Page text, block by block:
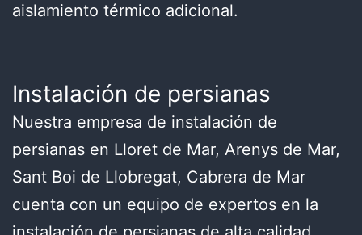
aislamiento térmico adicional.
Instalación de persianas
Nuestra empresa de instalación de
persianas en Lloret de Mar, Arenys de Mar,
Sant Boi de Llobregat, Cabrera de Mar
cuenta con un equipo de expertos en la